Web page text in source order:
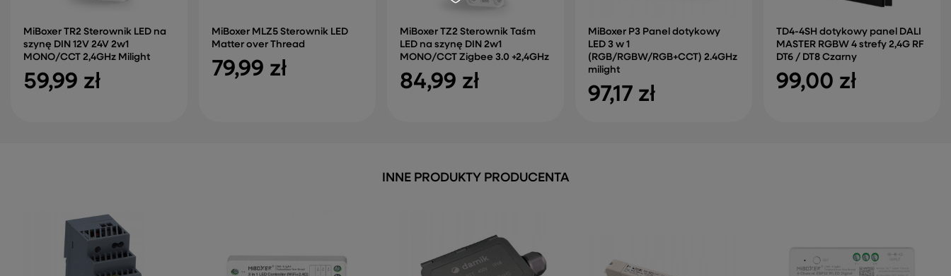
MiBoxer TR2 Sterownik LED na
szynę DIN 12V 24V 2w1
MONO/CCT 2,4GHz Milight
59,99 zł
MiBoxer MLZ5 Sterownik LED
Matter over Thread
79,99 zł
MiBoxer TZ2 Sterownik Taśm
LED na szynę DIN 2w1
MONO/CCT Zigbee 3.0 +2,4GHz
84,99 zł
MiBoxer P3 Panel dotykowy
LED 3 w 1
(RGB/RGBW/RGB+CCT) 2.4GHz
milight
97,17 zł
TD4-4SH dotykowy panel DALI
MASTER RGBW 4 strefy 2,4G RF
DT6 / DT8 Czarny
99,00 zł
INNE PRODUKTY PRODUCENTA